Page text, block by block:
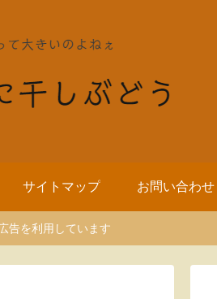
サイトマップ お問い合わせ
告を利用しています